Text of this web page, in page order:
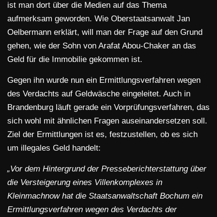
ist man dort über die Medien auf das Thema
aufmerksam geworden. Wie Oberstaatsanwalt Jan
Oelbermann erklärt, will man der Frage auf den Grund
gehen, wie der Sohn von Arafat Abou-Chaker an das
Geld für die Immobilie gekommen ist.
Gegen ihn wurde nun ein Ermittlungsverfahren wegen
des Verdachts auf Geldwäsche eingeleitet. Auch in
Brandenburg läuft gerade ein Vorprüfungsverfahren, das
sich wohl mit ähnlichen Fragen auseinandersetzen soll.
Ziel der Ermittlungen ist es, festzustellen, ob es sich
um illegales Geld handelt:
„Vor dem Hintergrund der Presseberichterstattung über
die Versteigerung eines Villenkomplexes in
Kleinmachnow hat die Staatsanwaltschaft Bochum ein
Ermittlungsverfahren wegen des Verdachts der